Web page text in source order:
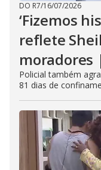
DO R7/16/07/2026
‘Fizemos
reflete
moradores
Policial também
81 dias de